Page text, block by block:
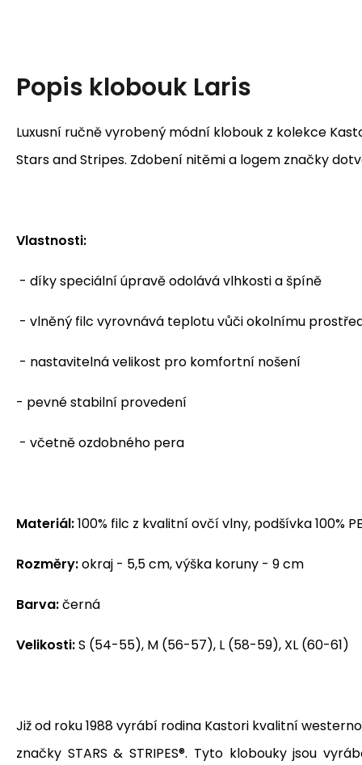
Popis klobouk Laris
Luxusní ručně vyrobený módní klobouk z kolekce
Stars and Stripes. Zdobení nitěmi a logem značky
Vlastnosti:
- díky speciální úpravě odolává vlhkosti a špíně
- vlněný filc vyrovnává teplotu vůči okolnímu
- nastavitelná velikost pro komfortní nošení
- pevné stabilní provedení
- včetně ozdobného pera
Materiál:100% filc z kvalitní ovčí vlny, podšívka 100%
Rozměry:okraj - 5,5 cm, výška koruny - 9 cm
Barva:černá
Velikosti:S (54-55), M (56-57), L (58-59), XL (60-61)
Již od roku 1988 vyrábí rodina Kastori kvalitní
značky STARS & STRIPES®. Tytoklobouky jsou